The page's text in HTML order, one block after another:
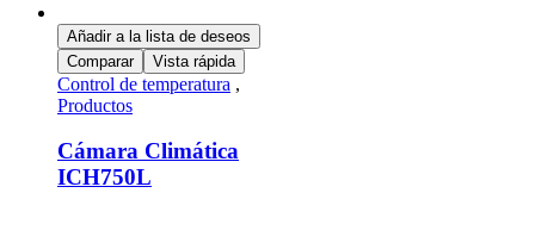
Añadir a la lista de deseos
Comparar
Vista rápida
Control de temperatura ,
Productos
Cámara Climática
ICH750L